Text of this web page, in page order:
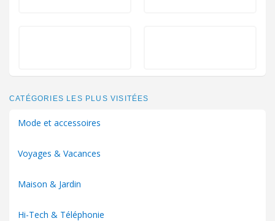
CATÉGORIES LES PLUS VISITÉES
Mode et accessoires
Voyages & Vacances
Maison & Jardin
Hi-Tech & Téléphonie